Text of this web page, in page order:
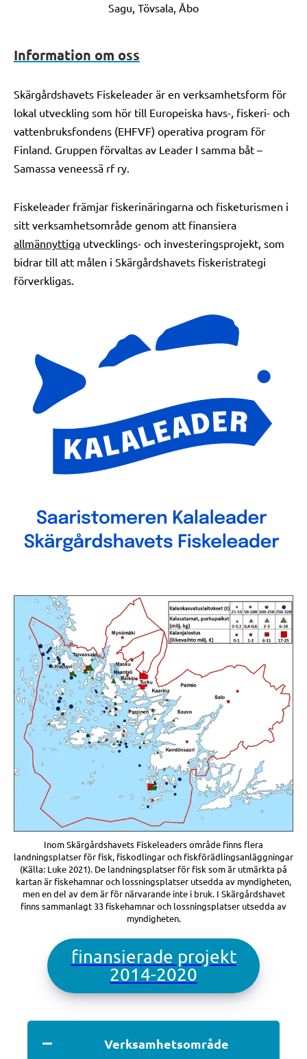
Sagu, Tövsala, Åbo
Information om oss
Skärgårdshavets Fiskeleader är en verksamhetsform för
lokal utveckling som hör till Europeiska havs-, fiskeri- och
vattenbruksfondens (EHFVF) operativa program för
Finland. Gruppen förvaltas av Leader I samma båt –
Samassa veneessä rf ry.
Fiskeleader främjar fiskerinäringarna och fisketurismen i
sitt verksamhetsområde genom att finansiera
allmännyttiga utvecklings- och investeringsprojekt, som
bidrar till att målen i Skärgårdshavets fiskeristrategi
förverkligas.
Inom Skärgårdshavets Fiskeleaders område finns flera
landningsplatser för fisk, fiskodlingar och fiskförädlingsanläggningar
(Källa: Luke 2021). De landningsplatser för fisk som är utmärkta på
kartan är fiskehamnar och lossningsplatser utsedda av myndigheten,
men en del av dem är för närvarande inte i bruk. I Skärgårdshavet
finns sammanlagt 33 fiskehamnar och lossningsplatser utsedda av
myndigheten.
finansierade projekt
2014-2020
Verksamhetsområde